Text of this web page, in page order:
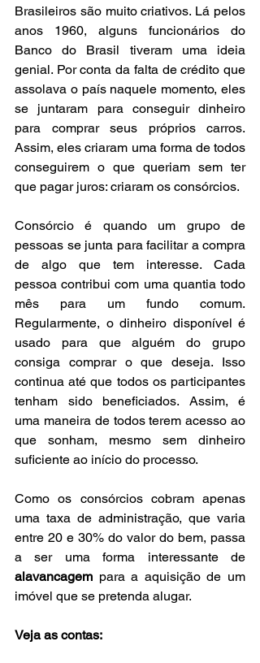
Brasileiros são muito criativos. Lá pelos
anos 1960, alguns funcionários do
Banco do Brasil tiveram uma ideia
genial. Por conta da falta de crédito que
assolava o país naquele momento, eles
se juntaram para conseguir dinheiro
para comprar seus próprios carros.
Assim, eles criaram uma forma de todos
conseguirem o que queriam sem ter
que pagar juros: criaram os consórcios.
Consórcio é quando um grupo de
pessoas se junta para facilitar a compra
de algo que tem interesse. Cada
pessoa contribui com uma quantia todo
mês para um fundo comum.
Regularmente, o dinheiro disponível é
usado para que alguém do grupo
consiga comprar o que deseja. Isso
continua até que todos os participantes
tenham sido beneficiados. Assim, é
uma maneira de todos terem acesso ao
que sonham, mesmo sem dinheiro
suficiente ao início do processo.
Como os consórcios cobram apenas
uma taxa de administração, que varia
entre 20 e 30% do valor do bem, passa
alavancagem para a aquisição de um
imóvel que se pretenda alugar.
Veja as contas: